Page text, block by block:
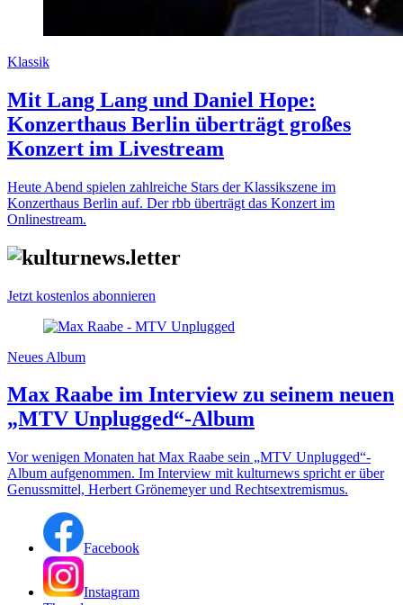
Klassik
Mit Lang Lang und Daniel Hope:
Konzerthaus Berlin überträgt großes
Konzert im Livestream
Heute Abend spielen zahlreiche Stars der Klassikszene im
Konzerthaus Berlin auf. Der rbb überträgt das Konzert im
Onlinestream.
Jetzt kostenlos abonnieren
Neues Album
Max Raabe im Interview zu seinem neuen
„MTV Unplugged“-Album
Vor wenigen Monaten hat Max Raabe sein „MTV Unplugged“-
Album aufgenommen. Im Interview mit kulturnews spricht er über
Genussmittel, Herbert Grönemeyer und Rechtsextremismus.
Facebook
Instagram